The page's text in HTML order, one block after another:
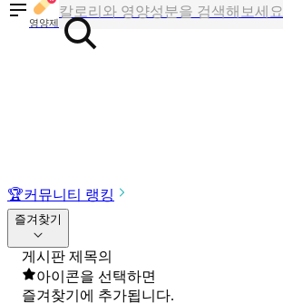
영양제
칼로리와 영양성분을 검색해보세요
혈당 · 다이어트 음식 검색해보세요
🏆커뮤니티 랭킹
즐겨찾기
게시판 제목의
아이콘을 선택하면
즐겨찾기에 추가됩니다.